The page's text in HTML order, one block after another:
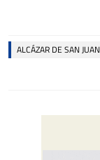
ALCÁZAR DE SAN JUAN